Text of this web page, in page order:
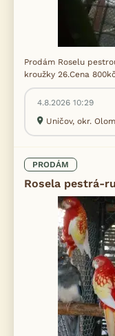
Prodám Roselu
kroužky 26.Cena
4.8.2026 10:29
Uničov, okr.
PRODÁM
Rosela pestrá-